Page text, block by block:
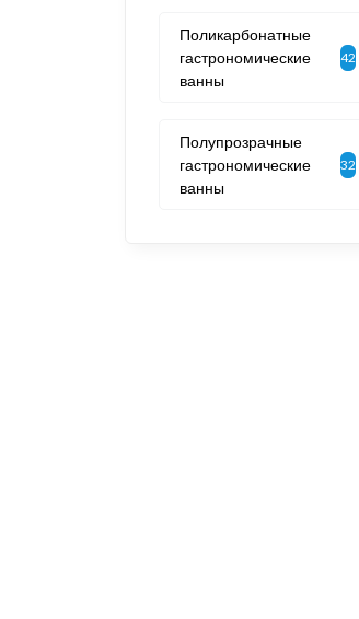
Поликарбонатные
гастрономические
ванны
42
Полупрозрачные
гастрономические
ванны
32